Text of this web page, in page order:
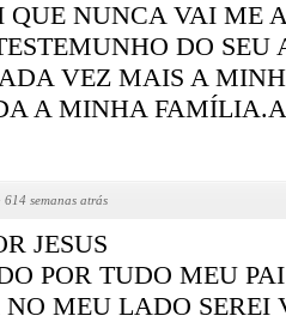
QUE NUNCA VAI ME
DO
VEZ MAIS A
A MINHA
614 semanas atrás
JESUS
POR TUDO MEU PAI
NO MEU LADO SEREI